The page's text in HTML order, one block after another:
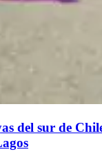
del sur de